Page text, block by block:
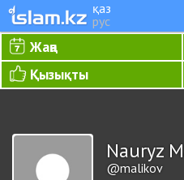
қаз
рус
Жаңа
Қызықты
Nauryz
@malikov